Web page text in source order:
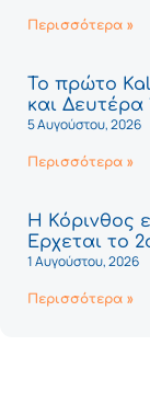
Περισσότερα »
Το πρώτο
και Δευτέρα
5 Αυγούστου, 2026
Περισσότερα »
Η Κόρινθος
Έρχεται το
1 Αυγούστου, 2026
Περισσότερα »